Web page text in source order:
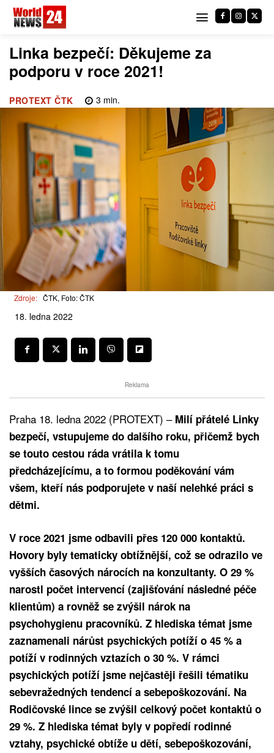
Linka bezpečí: Děkujeme za
podporu v roce 2021!
PROTEXT ČTK 3 min.
Zdroje: ČTK, Foto: ČTK
18. ledna 2022
Reklama
Praha 18. ledna 2022 (PROTEXT) – Milí přátelé Linky
bezpečí, vstupujeme do dalšího roku, přičemž bych
se touto cestou ráda vrátila k tomu
předcházejícímu, a to formou poděkování vám
všem, kteří nás podporujete v naší nelehké práci s
dětmi.
V roce 2021 jsme odbavili přes 120 000 kontaktů.
Hovory byly tematicky obtížnější, což se odrazilo ve
vyšších časových nárocích na konzultanty. O 29 %
narostl počet intervencí (zajišťování následné péče
klientům) a rovněž se zvýšil nárok na
psychohygienu pracovníků. Z hlediska témat jsme
zaznamenali nárůst psychických potíží o 45 % a
potíží v rodinných vztazích o 30 %. V rámci
psychických potíží jsme nejčastěji řešili tématiku
sebevražedných tendencí a sebepoškozování. Na
Rodičovské lince se zvýšil celkový počet kontaktů o
29 %. Z hlediska témat byly v popředí rodinné
vztahy, psychické obtíže u dětí, sebepoškozování,